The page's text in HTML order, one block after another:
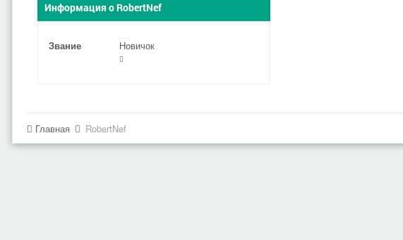
Информация о RobertNef
Звание Новичок
Главная RobertNef